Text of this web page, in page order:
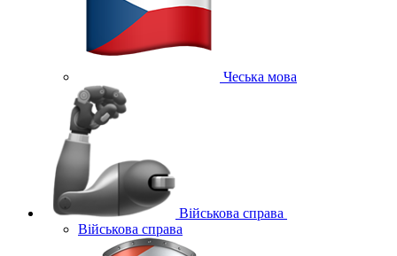
Чеська мова
Військова справа
Військова справа